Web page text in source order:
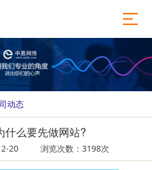
动态
什么要先做网站?
20 浏览次数：3198次